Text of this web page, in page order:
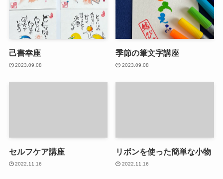
己書幸座
2023.09.08
季節の筆文字講座
2023.09.08
セルフケア講座
2022.11.16
リボンを使った簡単な小物
2022.11.16